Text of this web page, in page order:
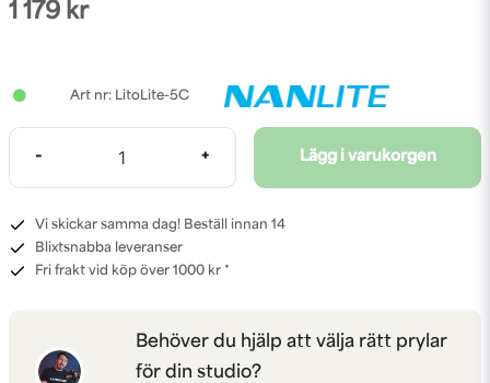
1 179 kr
LitoLite-5C
- + Lägg i varukorgen
Vi skickar samma dag! Beställ innan 14
Blixtsnabba leveranser
Fri frakt vid köp över 1000 kr *
Behöver du hjälp att välja rätt prylar
för din studio?